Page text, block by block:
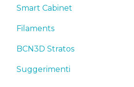
Manuali & downloads
Primi passi
Manutenzione
Consigli
Smart Cabinet
Manuals & Downloads
First steps
Maintenance
Filaments
Suggerimenti
TPU
BCN3D Stratos
Suggerimenti